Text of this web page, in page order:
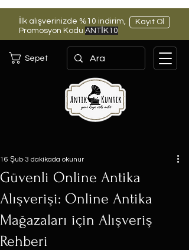
İlk alışverinizde %10 indirim,
Promosyon Kodu ANTİK10
Kayıt Ol
Sepet
Güvenli Online Antika
Alışverişi: Online Antika
Mağazaları için Alışveriş
Rehberi
16 Şub 3 dakikada okunur